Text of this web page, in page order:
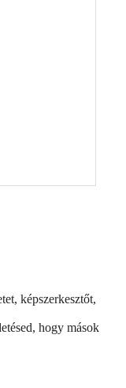
képszerkesztőt,
hogy mások